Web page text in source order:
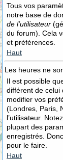
Tous vos
notre base de
de l’utilisateur
du forum). Cela
et préférences.
Haut
Les heures ne
Il est possible
différent de celui
modifier vos
(Londres, Paris,
l’utilisateur.
plupart des
enregistrés.
pour le faire.
Haut